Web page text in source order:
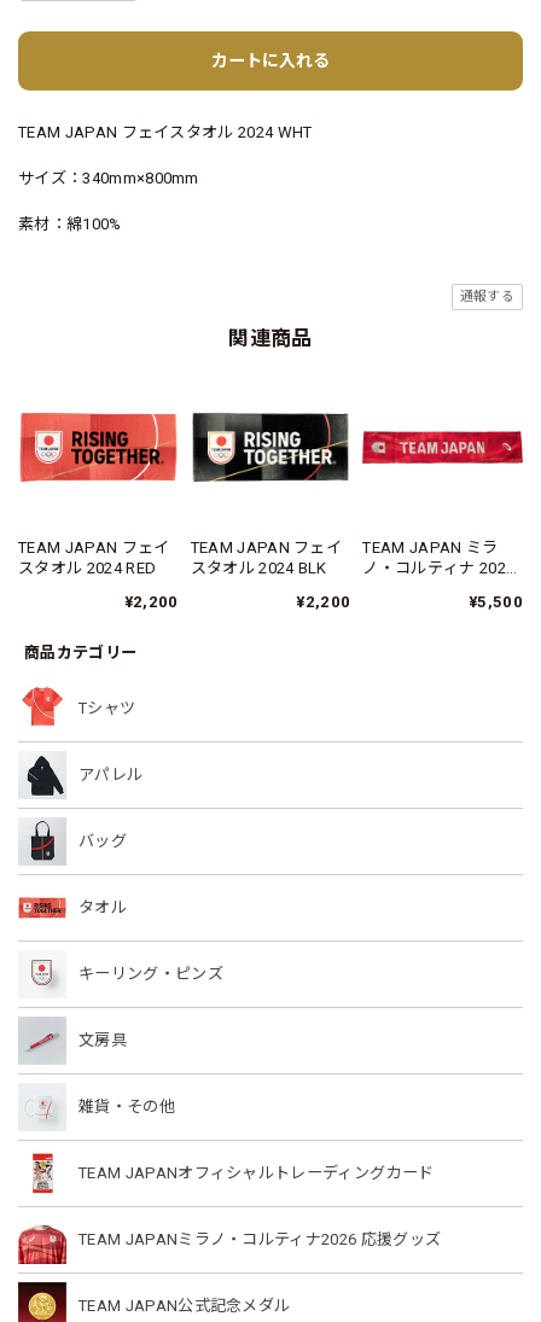
商品カテゴリー
Tシャツ
アパレル
バッグ
タオル
キーリング・ピンズ
文房具
雑貨・その他
TEAM JAPANオフィシャルトレーディングカード
TEAM JAPANミラノ・コルティナ2026 応援グッズ
TEAM JAPAN公式記念メダル
カートに入れる
TEAM JAPAN フェイスタオル 2024 WHT
サイズ：340mm×800mm
素材：綿100%
通報する
関連商品
TEAM JAPAN フェイ
スタオル 2024 RED
¥2,200
TEAM JAPAN フェイ
スタオル 2024 BLK
¥2,200
TEAM JAPAN ミラ
ノ・コルティナ 2026
¥5,500